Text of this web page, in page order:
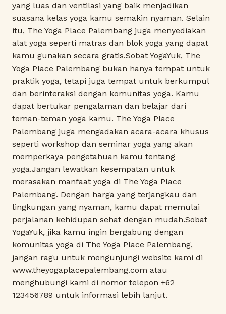
yang luas dan ventilasi yang baik menjadikan
suasana kelas yoga kamu semakin nyaman. Selain
itu, The Yoga Place Palembang juga menyediakan
alat yoga seperti matras dan blok yoga yang dapat
kamu gunakan secara gratis.Sobat YogaYuk, The
Yoga Place Palembang bukan hanya tempat untuk
praktik yoga, tetapi juga tempat untuk berkumpul
dan berinteraksi dengan komunitas yoga. Kamu
dapat bertukar pengalaman dan belajar dari
teman-teman yoga kamu. The Yoga Place
Palembang juga mengadakan acara-acara khusus
seperti workshop dan seminar yoga yang akan
memperkaya pengetahuan kamu tentang
yoga.Jangan lewatkan kesempatan untuk
merasakan manfaat yoga di The Yoga Place
Palembang. Dengan harga yang terjangkau dan
lingkungan yang nyaman, kamu dapat memulai
perjalanan kehidupan sehat dengan mudah.Sobat
YogaYuk, jika kamu ingin bergabung dengan
komunitas yoga di The Yoga Place Palembang,
jangan ragu untuk mengunjungi website kami di
www.theyogaplacepalembang.com atau
menghubungi kami di nomor telepon +62
123456789 untuk informasi lebih lanjut.